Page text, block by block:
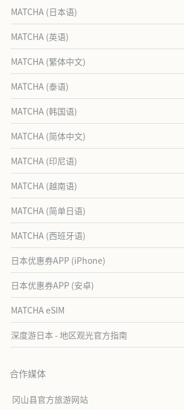
MATCHA (日本语)
MATCHA (英语)
MATCHA (繁体中文)
MATCHA (泰语)
MATCHA (韩国语)
MATCHA (简体中文)
MATCHA (印尼语)
MATCHA (越南语)
MATCHA (简单日语)
MATCHA (西班牙语)
日本优惠券APP (iPhone)
日本优惠券APP (安卓)
MATCHA eSIM
深度游日本 - 地区观光官方指南
合作媒体
冈山县官方旅游网站